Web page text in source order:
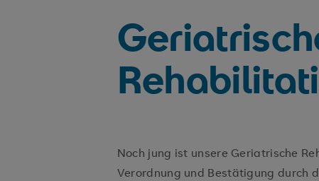
Noch jung ist unsere Geriatrische
Verordnung und Bestätigung durch